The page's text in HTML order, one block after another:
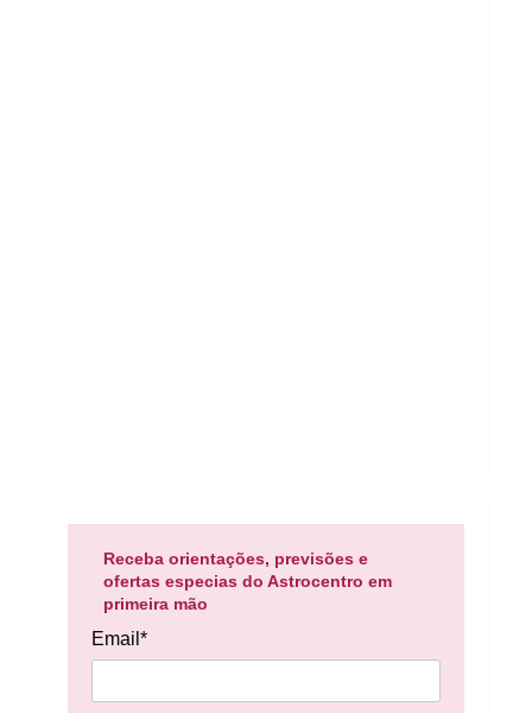
Receba orientações, previsões e
ofertas especias do Astrocentro em
primeira mão
Email*